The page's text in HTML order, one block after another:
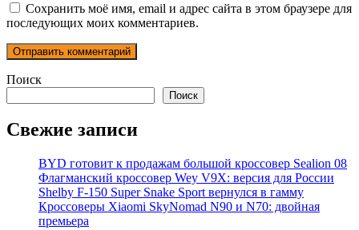
Сохранить моё имя, email и адрес сайта в этом браузере для
последующих моих комментариев.
Поиск
Поиск
Свежие записи
BYD готовит к продажам большой кроссовер Sealion 08
Флагманский кроссовер Wey V9X: версия для России
Shelby F-150 Super Snake Sport вернулся в гамму
Кроссоверы Xiaomi SkyNomad N90 и N70: двойная
премьера